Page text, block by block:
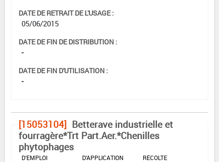
DATE DE RETRAIT DE L'USAGE :
05/06/2015
DATE DE FIN DE DISTRIBUTION :
-
DATE DE FIN D'UTILISATION :
-
[15053104] Betterave industrielle et
fourragère*Trt Part.Aer.*Chenilles
phytophages
DOSE MAX
D'EMPLOI
D'APPLICATION
RÉCOLTE